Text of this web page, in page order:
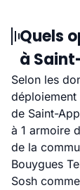
Quels
à
Selon les
déploiement
de Saint-
à 1 armoire
de la
Bouygues
Sosh